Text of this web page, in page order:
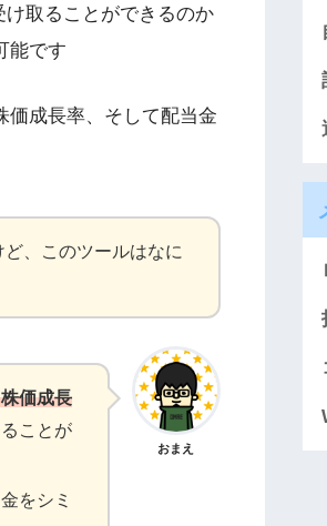
取ることができるのか
能です
価成長率、そして配当金
、このツールはなに
おまえ
価成長
ことが
をシミ